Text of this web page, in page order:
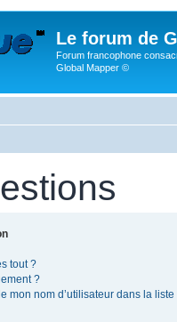
Le forum de
Forum francophone
Global Mapper ©
tout ?
?
mon nom d’utilisateur dans la liste